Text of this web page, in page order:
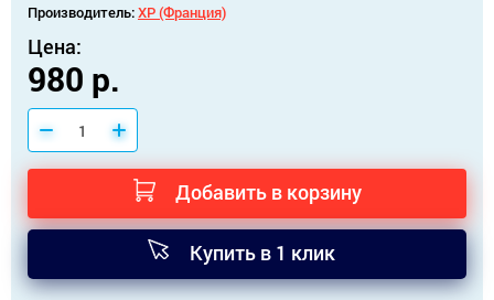
Производитель:XP (Франция)
Цена:
980 р.
Добавить в корзину
Купить в 1 клик